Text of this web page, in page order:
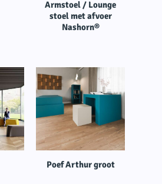
Armstoel / Lounge
stoel met afvoer
Nashorn®
Poef Arthur groot